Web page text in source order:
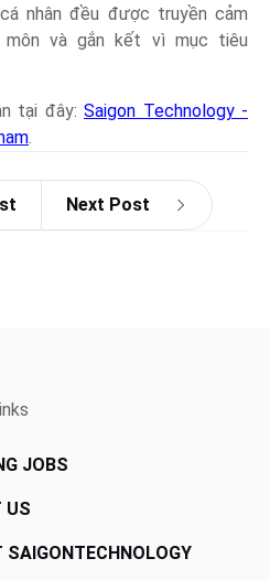
nhân đều được truyền cảm
môn và gắn kết vì mục tiêu
tại đây:Saigon Technology -
.
Next Post
JOBS
US
SAIGONTECHNOLOGY